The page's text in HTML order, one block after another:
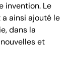
invention. Le
ainsi ajouté le
dans la
et